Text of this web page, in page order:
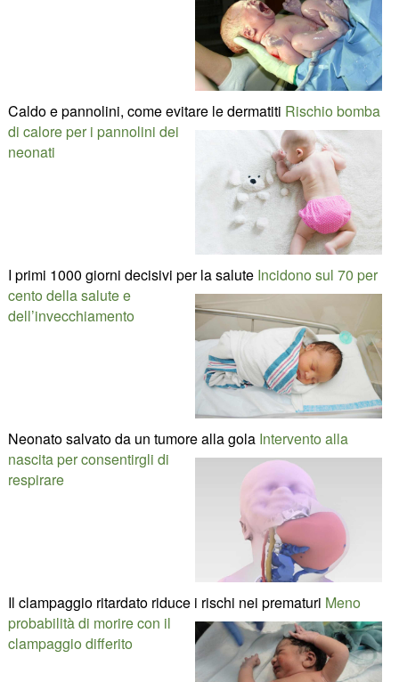
Caldo e pannolini, come evitare le dermatiti Rischio bomba
di calore per i pannolini dei
neonati
I primi 1000 giorni decisivi per la salute Incidono sul 70 per
cento della salute e
dell’invecchiamento
Neonato salvato da un tumore alla gola Intervento alla
nascita per consentirgli di
respirare
Il clampaggio ritardato riduce i rischi nei prematuri Meno
probabilità di morire con il
clampaggio differito